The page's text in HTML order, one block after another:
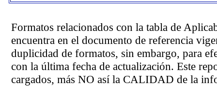
Formatos relacionados con la tabla de
encuentra en el documento de referencia
duplicidad de formatos, sin embargo, para
con la última fecha de actualización. Este
cargados, más NO así la CALIDAD de la